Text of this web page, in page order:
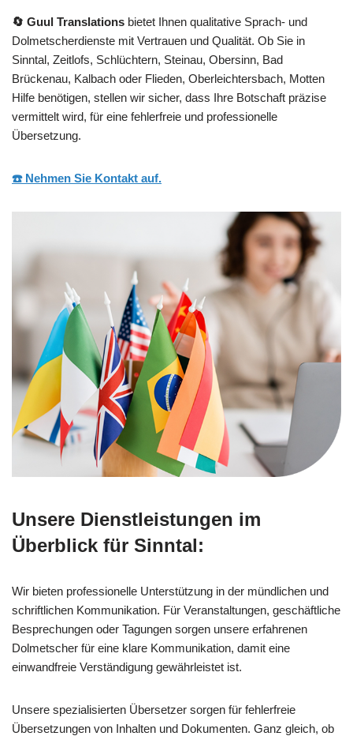
🔄 Guul Translations bietet Ihnen qualitative Sprach- und
Dolmetscherdienste mit Vertrauen und Qualität. Ob Sie in
Sinntal, Zeitlofs, Schlüchtern, Steinau, Obersinn, Bad
Brückenau, Kalbach oder Flieden, Oberleichtersbach, Motten
Hilfe benötigen, stellen wir sicher, dass Ihre Botschaft präzise
vermittelt wird, für eine fehlerfreie und professionelle
Übersetzung.
☎️ Nehmen Sie Kontakt auf.
Unsere Dienstleistungen im
Überblick für Sinntal:
Wir bieten professionelle Unterstützung in der mündlichen und
schriftlichen Kommunikation. Für Veranstaltungen, geschäftliche
Besprechungen oder Tagungen sorgen unsere erfahrenen
Dolmetscher für eine klare Kommunikation, damit eine
einwandfreie Verständigung gewährleistet ist.
Unsere spezialisierten Übersetzer sorgen für fehlerfreie
Übersetzungen von Inhalten und Dokumenten. Ganz gleich, ob